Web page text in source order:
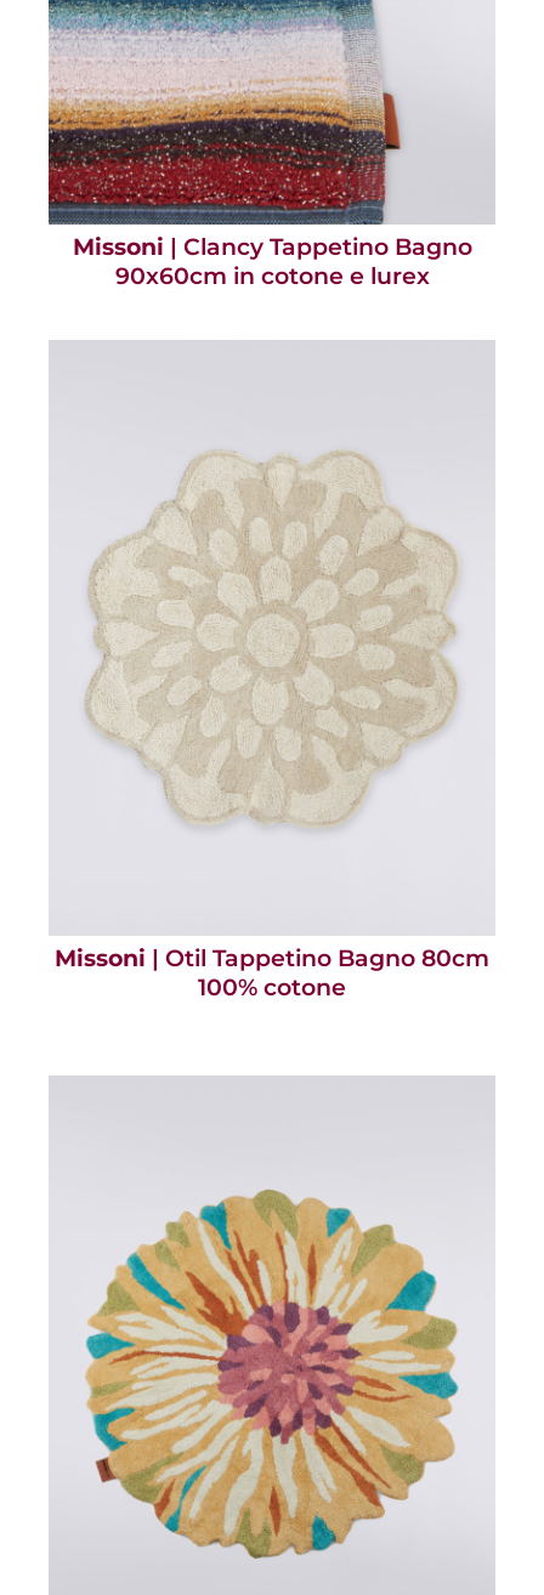
Missoni | Clancy Tappetino Bagno
90x60cm in cotone e lurex
Missoni | Otil Tappetino Bagno 80cm
100% cotone